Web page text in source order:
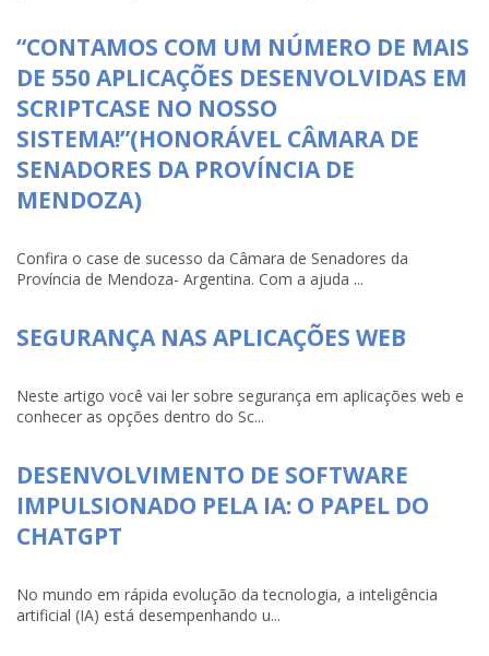
“CONTAMOS COM UM NÚMERO DE MAIS
DE 550 APLICAÇÕES DESENVOLVIDAS EM
SCRIPTCASE NO NOSSO
SISTEMA!”(HONORÁVEL CÂMARA DE
SENADORES DA PROVÍNCIA DE
MENDOZA)
Confira o case de sucesso da Câmara de Senadores da
Província de Mendoza- Argentina. Com a ajuda ...
SEGURANÇA NAS APLICAÇÕES WEB
Neste artigo você vai ler sobre segurança em aplicações web e
conhecer as opções dentro do Sc...
DESENVOLVIMENTO DE SOFTWARE
IMPULSIONADO PELA IA: O PAPEL DO
CHATGPT
No mundo em rápida evolução da tecnologia, a inteligência
artificial (IA) está desempenhando u...